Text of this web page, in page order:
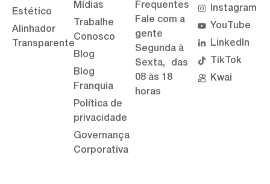
Estético
Alinhador
Transparente
Mídias
Trabalhe
Conosco
Blog
Blog
Franquia
Política de
privacidade
Governança
Corporativa
Frequentes
Fale com a
gente
Segunda à
Sexta, das
08 às 18
horas
Instagram
YouTube
LinkedIn
TikTok
Kwai